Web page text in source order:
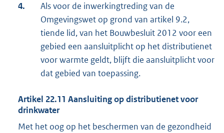
4.
Als voor de inwerkingtreding van de
Omgevingswet op grond van artikel 9.2,
tiende lid, van het Bouwbesluit 2012 voor een
gebied een aansluitplicht op het distributienet
voor warmte geldt, blijft die aansluitplicht voor
dat gebied van toepassing.
Artikel 22.11 Aansluiting op distributienet voor
drinkwater
Met het oog op het beschermen van de gezondheid